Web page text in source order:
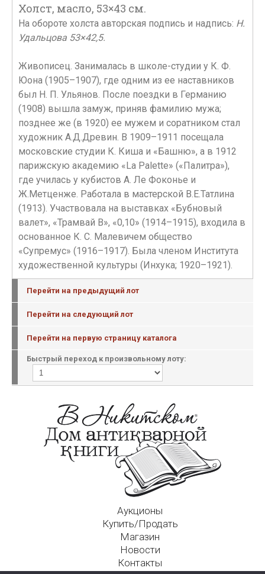
Холст, масло, 53×43 см.
На обороте холста авторская подпись и надпись: Н.
Удальцова 53×42,5.
Живописец. Занималась в школе-студии у К. Ф.
Юона (1905–1907), где одним из ее наставников
был Н. П. Ульянов. После поездки в Германию
(1908) вышла замуж, приняв фамилию мужа;
позднее же (в 1920) ее мужем и соратником стал
художник А.Д.Древин. В 1909–1911 посещала
московские студии К. Киша и «Башню», а в 1912
парижскую академию «La Palette» («Палитра»),
где училась у кубистов А. Ле Фоконье и
Ж.Метценже. Работала в мастерской В.Е.Татлина
(1913). Участвовала на выставках «Бубновый
валет», «Трамвай В», «0,10» (1914–1915), входила в
основанное К. С. Малевичем общество
«Супремус» (1916–1917). Была членом Института
художественной культуры (Инхука; 1920–1921).
Перейти на предыдущий лот
Перейти на следующий лот
Перейти на первую страницу каталога
Быстрый переход к произвольному лоту:
Аукционы
Купить/Продать
Магазин
Новости
Контакты